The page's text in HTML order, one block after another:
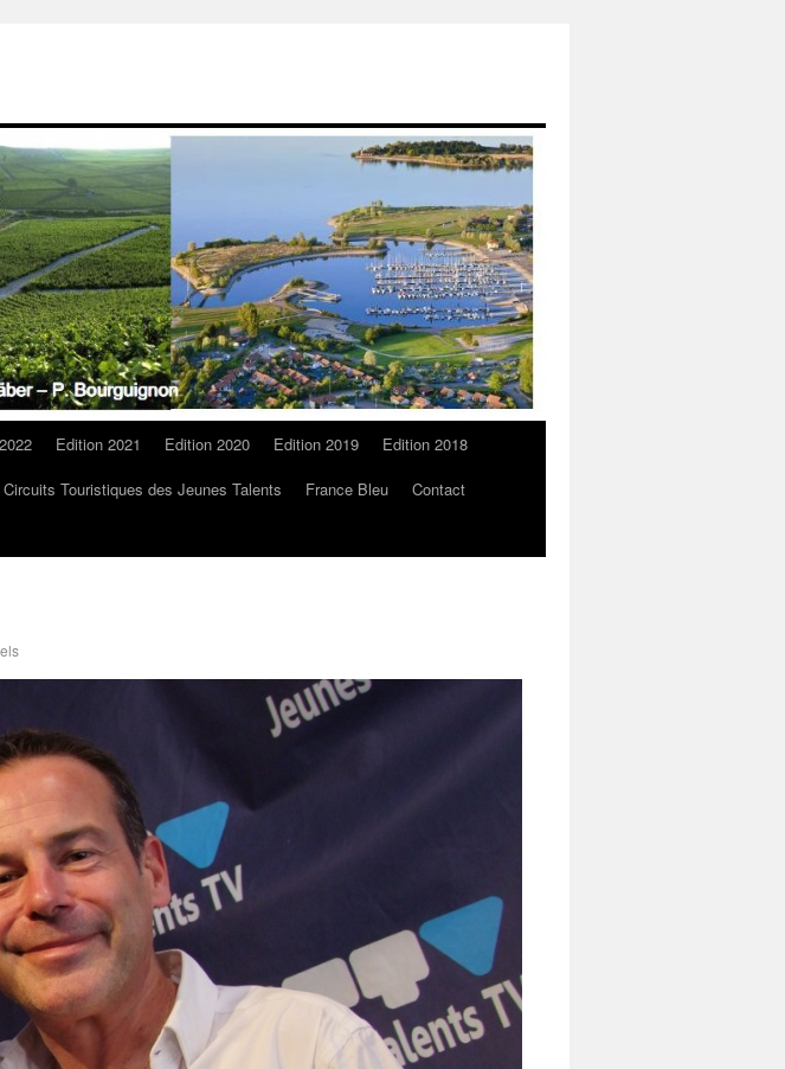
Edition 2021 Edition 2020 Edition 2019
Edition 2018
Circuits Touristiques des Jeunes Talents France Bleu
Contact